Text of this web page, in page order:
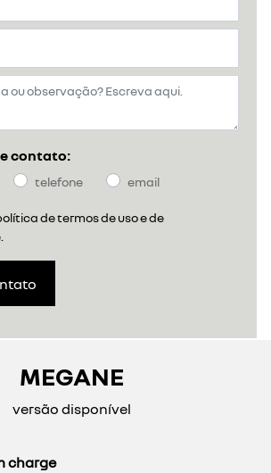
contato:
telefone email
de termos de uso e de
MEGANE
versão disponível
charge